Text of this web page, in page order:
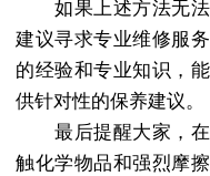
如果上述方法无法
建议寻求专业维修服
的经验和专业知识，
供针对性的保养建议。
最后提醒大家，在
触化学物品和强烈摩